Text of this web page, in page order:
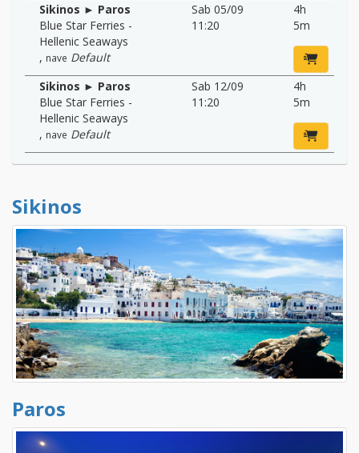
Sikinos ► Paros
Blue Star Ferries -
Hellenic Seaways
, nave Default
Sab 05/09
11:20
4h
5m
Sikinos ► Paros
Blue Star Ferries -
Hellenic Seaways
, nave Default
Sab 12/09
11:20
4h
5m
Sikinos
Paros